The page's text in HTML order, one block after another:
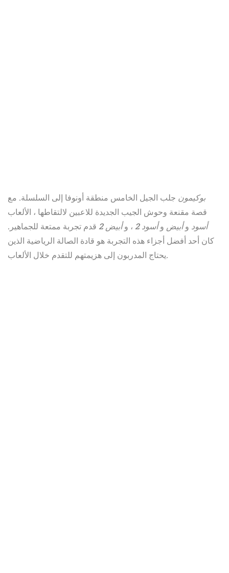
بوكيمون جلب الجيل الخامس منطقة أونوفا إلى السلسلة. مع
قصة مقنعة وحوش الجيب الجديدة للاعبين لالتقاطها ، الألعاب
أسود وأبيض وأسود 2 ، وأبيض 2
قدم تجربة ممتعة للجماهير.
كان أحد أفضل أجزاء هذه التجربة هو قادة الصالة الرياضية الذين
يحتاج المدربون إلى هزيمتهم للتقدم خلال الألعاب.